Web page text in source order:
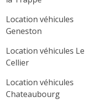
Location véhicules
Geneston
Location véhicules Le
Cellier
Location véhicules
Chateaubourg